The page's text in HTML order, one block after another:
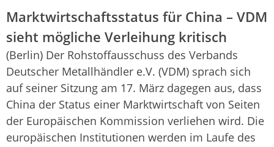
Marktwirtschaftsstatus für China – VDM
sieht mögliche Verleihung kritisch
(Berlin) Der Rohstoffausschuss des Verbands
Deutscher Metallhändler e.V. (VDM) sprach sich
auf seiner Sitzung am 17. März dagegen aus, dass
China der Status einer Marktwirtschaft von Seiten
der Europäischen Kommission verliehen wird. Die
europäischen Institutionen werden im Laufe des